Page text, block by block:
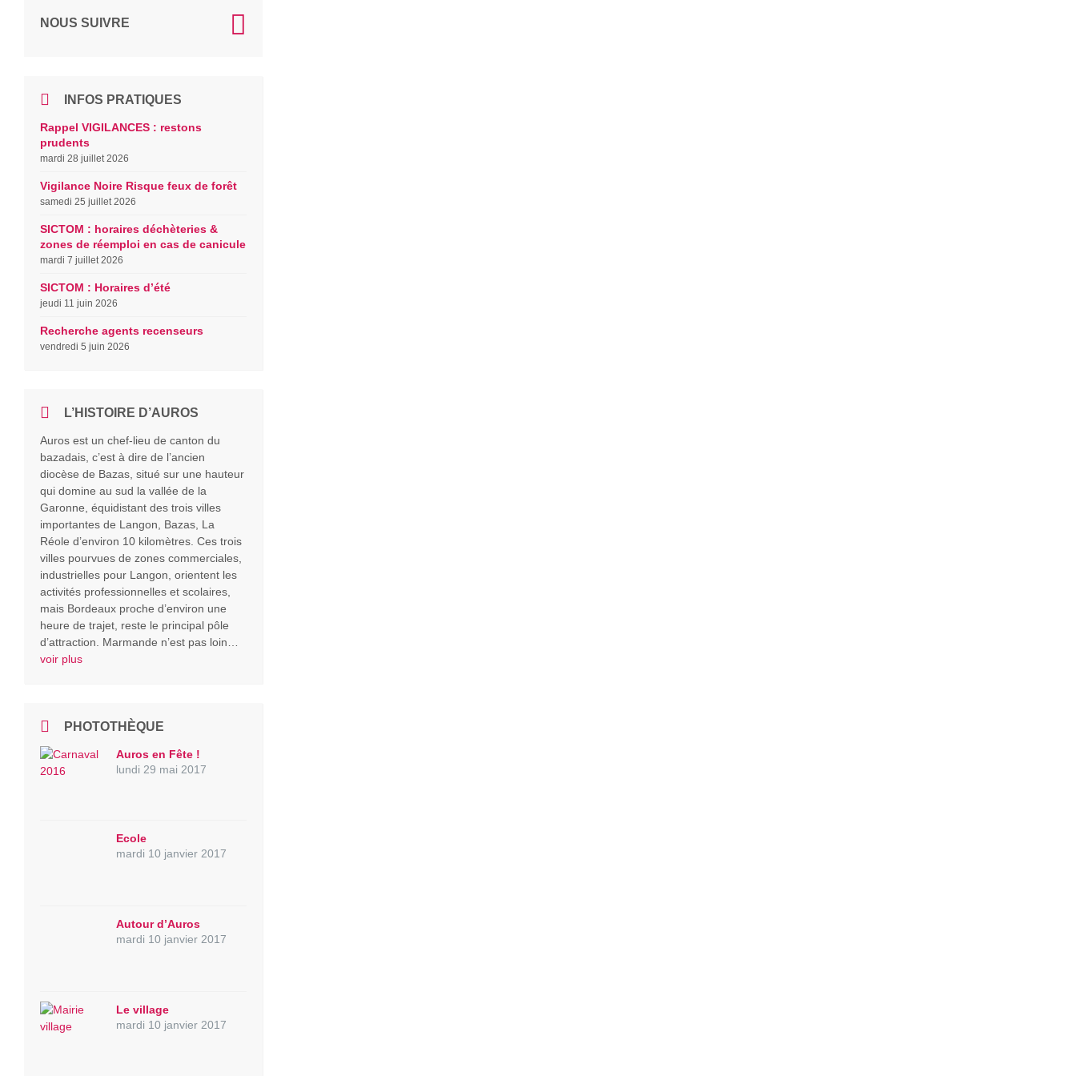
NOUS SUIVRE
INFOS PRATIQUES
Rappel VIGILANCES : restons
prudents
mardi 28 juillet 2026
Vigilance Noire Risque feux de forêt
samedi 25 juillet 2026
SICTOM : horaires déchèteries &
zones de réemploi en cas de canicule
mardi 7 juillet 2026
SICTOM : Horaires d’été
jeudi 11 juin 2026
Recherche agents recenseurs
vendredi 5 juin 2026
L’HISTOIRE D’AUROS
Auros est un chef-lieu de canton du
bazadais, c’est à dire de l’ancien
diocèse de Bazas, situé sur une hauteur
qui domine au sud la vallée de la
Garonne, équidistant des trois villes
importantes de Langon, Bazas, La
Réole d’environ 10 kilomètres. Ces trois
villes pourvues de zones commerciales,
industrielles pour Langon, orientent les
activités professionnelles et scolaires,
mais Bordeaux proche d’environ une
heure de trajet, reste le principal pôle
d’attraction. Marmande n’est pas loin…
voir plus
PHOTOTHÈQUE
Auros en Fête !
lundi 29 mai 2017
Ecole
mardi 10 janvier 2017
Autour d’Auros
mardi 10 janvier 2017
Le village
mardi 10 janvier 2017